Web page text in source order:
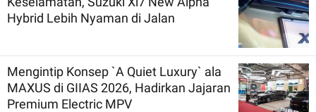
Hybrid Lebih Nyaman di Jalan
Mengintip Konsep `A Quiet Luxury` ala
MAXUS di GIIAS 2026, Hadirkan Jajaran
Premium Electric MPV